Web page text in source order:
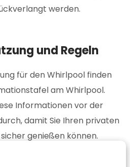
werden.
und Regeln
für den Whirlpool finden
am Whirlpool.
Informationen vor der
damit Sie Ihren privaten
genießen können.
Ihrem Aufenthalt gereinigt.